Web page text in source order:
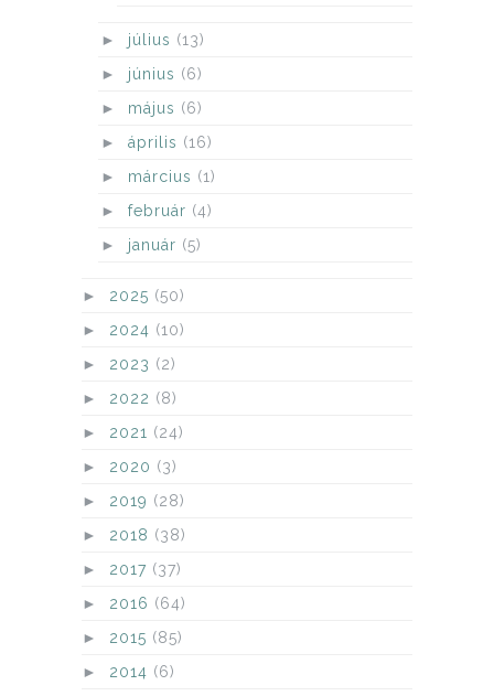
► július (13)
► június (6)
► május (6)
► április (16)
► március (1)
► február (4)
► január (5)
► 2025 (50)
► 2024 (10)
► 2023 (2)
► 2022 (8)
► 2021 (24)
► 2020 (3)
► 2019 (28)
► 2018 (38)
► 2017 (37)
► 2016 (64)
► 2015 (85)
► 2014 (6)